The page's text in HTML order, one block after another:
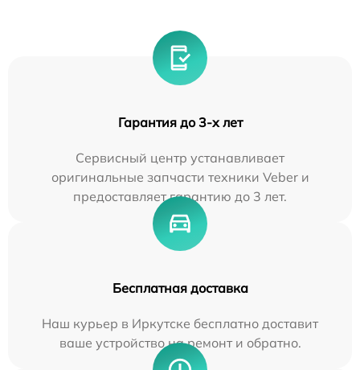
Гарантия до 3-х лет
Сервисный центр устанавливает
оригинальные запчасти техники Veber и
предоставляет гарантию до 3 лет.
Бесплатная доставка
Наш курьер в Иркутске бесплатно доставит
ваше устройство на ремонт и обратно.